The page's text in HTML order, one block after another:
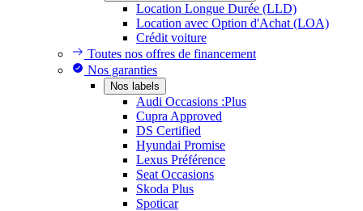
Location Longue Durée (LLD)
Location avec Option d'Achat (LOA)
Crédit voiture
Toutes nos offres de financement
Nos garanties
Nos labels
Audi Occasions :Plus
Cupra Approved
DS Certified
Hyundai Promise
Lexus Préférence
Seat Occasions
Skoda Plus
Spoticar